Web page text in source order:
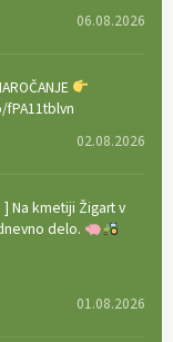
06.08.2026
02.08.2026
] Na kmetiji Žigart v
delo.
01.08.2026